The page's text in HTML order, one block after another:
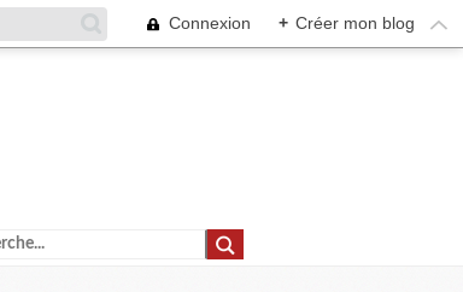
Connexion + Créer mon blog